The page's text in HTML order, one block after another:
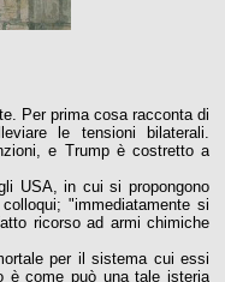
Per prima cosa racconta di
le tensioni bilaterali.
e Trump è costretto a
USA, in cui si propongono
"immediatamente si
ricorso ad armi chimiche
per il sistema cui essi
è come può una tale isteria